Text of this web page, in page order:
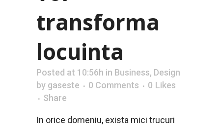
transforma
locuinta
Posted at 10:56h in Business, Design
by gaseste 0 Comments 0 Likes
Share
In orice domeniu, exista mici trucuri